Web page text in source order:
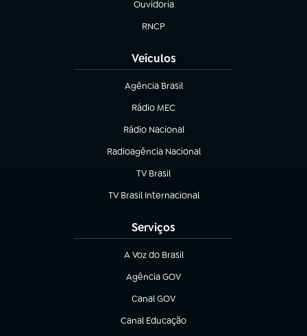
Ouvidoria
(abre em nova aba)
RNCP
(abre em nova aba)
Veículos
Agência Brasil
(abre em nova aba)
Rádio MEC
(abre em nova aba)
Rádio Nacional
Radioagência Nacional
(abre em nova aba)
TV Brasil
(abre em nova aba)
TV Brasil Internacional
(abre em nova aba)
Serviços
A Voz do Brasil
(abre em nova aba)
Agência GOV
(abre em nova aba)
Canal GOV
(abre em nova aba)
Canal Educação
(abre em nova aba)